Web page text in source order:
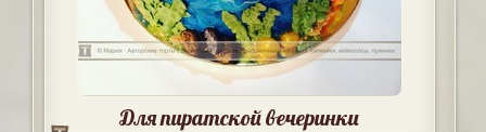
Для пиратской вечеринки